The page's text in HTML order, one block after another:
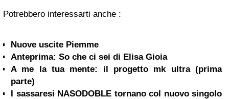
Potrebbero interessarti anche :
Nuove uscite Piemme
Anteprima: So che ci sei di Elisa Gioia
A me la tua mente: il progetto mk ultra (prima
parte)
I sassaresi NASODOBLE tornano col nuovo singolo